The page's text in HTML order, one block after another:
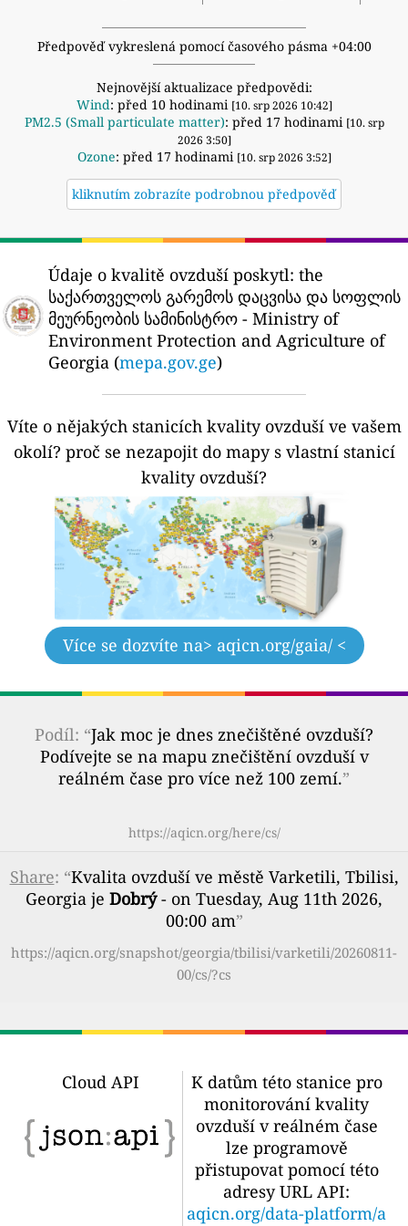
Předpověď vykreslená pomocí časového pásma +04:00
Nejnovější aktualizace předpovědi:
Wind: před 10 hodinami [10. srp 2026 10:42]
PM2.5 (Small particulate matter): před 17 hodinami [10. srp
2026 3:50]
Ozone: před 17 hodinami [10. srp 2026 3:52]
kliknutím zobrazíte podrobnou předpověď
Údaje o kvalitě ovzduší poskytl: the
საქართველოს გარემოს დაცვისა და სოფლის
მეურნეობის სამინისტრო - Ministry of
Environment Protection and Agriculture of
Georgia (mepa.gov.ge)
Víte o nějakých stanicích kvality ovzduší ve vašem
okolí? proč se nezapojit do mapy s vlastní stanicí
kvality ovzduší?
Více se dozvíte na> aqicn.org/gaia/ <
Podíl: “Jak moc je dnes znečištěné ovzduší?
Podívejte se na mapu znečištění ovzduší v
reálném čase pro více než 100 zemí.”
https://aqicn.org/here/cs/
Share: “Kvalita ovzduší ve městě Varketili, Tbilisi,
Georgia je Dobrý- on Tuesday, Aug 11th 2026,
00:00 am”
https://aqicn.org/snapshot/georgia/tbilisi/varketili/20260811-
00/cs/?cs
Cloud API
K datům této stanice pro
monitorování kvality
ovzduší v reálném čase
lze programově
přistupovat pomocí této
adresy URL API:
aqicn.org/data-platform/a